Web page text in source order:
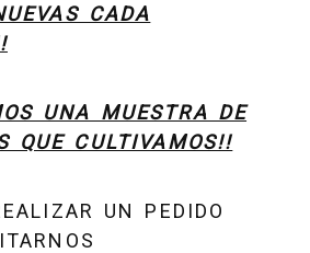
CADA
UNA MUESTRA DE
QUE CULTIVAMOS!!
UN PEDIDO